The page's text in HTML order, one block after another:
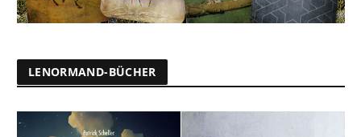
LENORMAND-BÜCHER